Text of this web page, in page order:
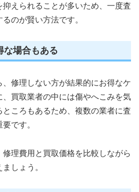
えられることが多いため、一度査
のが賢い方法です。
な場合もある
修理しない方が結果的にお得なケ
、買取業者の中には傷やへこみを気
ころもあるため、複数の業者に査
です。
修理費用と買取価格を比較しながら
しょう。